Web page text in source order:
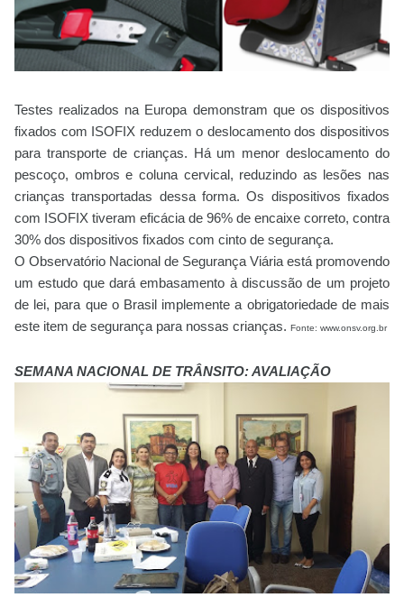
Testes realizados na Europa demonstram que os dispositivos
fixados com ISOFIX reduzem o deslocamento dos dispositivos
para transporte de crianças. Há um menor deslocamento do
pescoço, ombros e coluna cervical, reduzindo as lesões nas
crianças transportadas dessa forma. Os dispositivos fixados
com ISOFIX tiveram eficácia de 96% de encaixe correto, contra
30% dos dispositivos fixados com cinto de segurança.
O Observatório Nacional de Segurança Viária está promovendo
um estudo que dará embasamento à discussão de um projeto
de lei, para que o Brasil implemente a obrigatoriedade de mais
este item de segurança para nossas crianças. Fonte: www.onsv.org.br
SEMANA NACIONAL DE TRÂNSITO: AVALIAÇÃO